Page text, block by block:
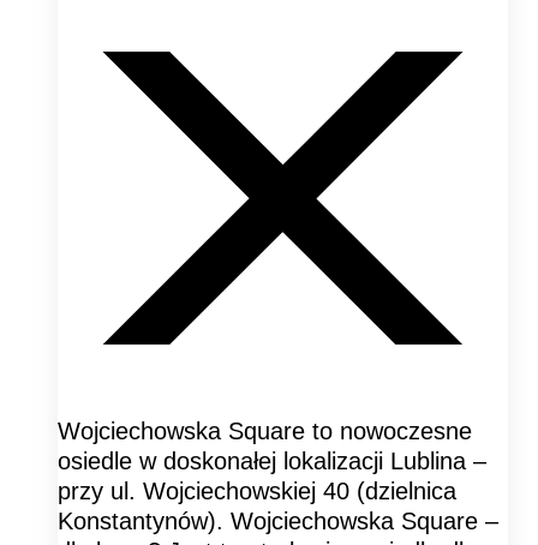
Wojciechowska Square to nowoczesne
osiedle w doskonałej lokalizacji Lublina –
przy ul. Wojciechowskiej 40 (dzielnica
Konstantynów). Wojciechowska Square –